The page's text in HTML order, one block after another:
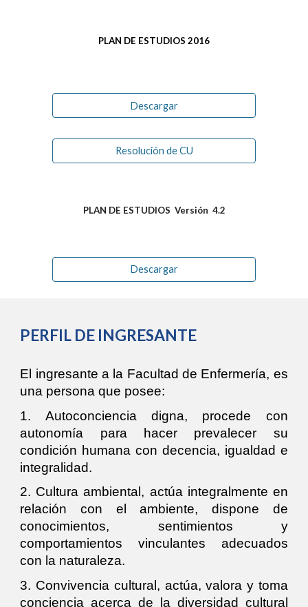
PLAN DE ESTUDIOS 2016
Descargar
Resolución de CU
PLAN DE ESTUDIOS Versión 4.2
Descargar
PERFIL DE INGRESANTE
El ingresante a la Facultad de Enfermería, es
una persona que posee:
1. Autoconciencia digna, procede con
autonomía para hacer prevalecer su
condición humana con decencia, igualdad e
integralidad.
2. Cultura ambiental, actúa integralmente en
relación con el ambiente, dispone de
conocimientos, sentimientos y
comportamientos vinculantes adecuados
con la naturaleza.
3. Convivencia cultural, actúa, valora y toma
conciencia acerca de la diversidad cultural